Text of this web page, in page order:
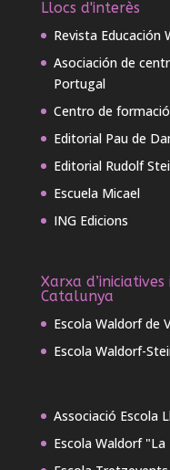
Llocs d'interès
Revista Educación
Asociación de
Portugal
Centro de
Editorial Pau de
Editorial Rudolf
Escuela Micael
ING Edicions
Xarxa
Catalunya
Escola Waldorf de
Escola Waldorf-
Associació Escola
Escola Waldorf